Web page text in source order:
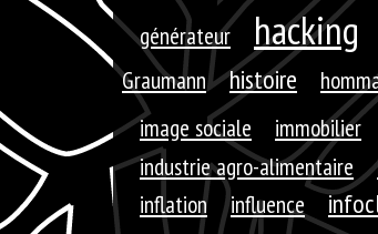
générateur
hacking
Graumann
histoire
image sociale immobilier
industrie agro-alimentaire
inflation
influence